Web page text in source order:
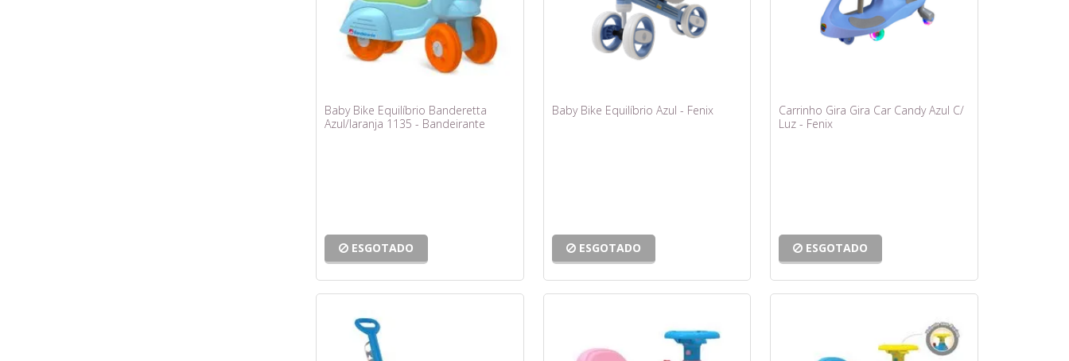
Baby Bike Equilíbrio Banderetta
Azul/laranja 1135 - Bandeirante
ESGOTADO
Baby Bike Equilíbrio Azul - Fenix
ESGOTADO
Carrinho Gira Gira Car Candy Azul C/
Luz - Fenix
ESGOTADO